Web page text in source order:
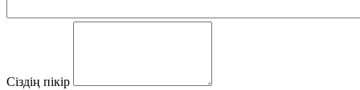
Сіздің пікір